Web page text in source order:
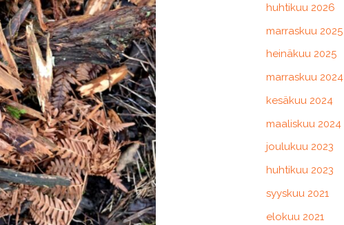
huhtikuu 2026
marraskuu 2025
heinäkuu 2025
marraskuu 2024
kesäkuu 2024
maaliskuu 2024
joulukuu 2023
huhtikuu 2023
syyskuu 2021
elokuu 2021